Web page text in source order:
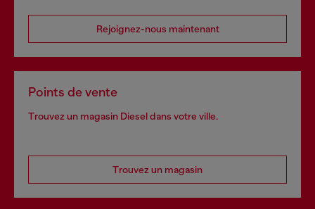
Rejoignez-nous maintenant
Points de vente
Trouvez un magasin Diesel dans votre ville.
Trouvez un magasin